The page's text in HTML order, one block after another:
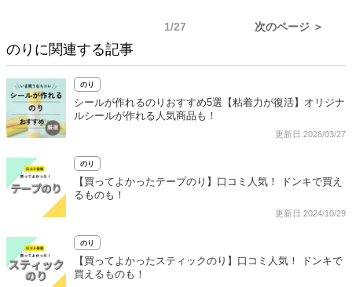
1/27 次のページ ＞
のりに関連する記事
のり
シールが作れるのりおすすめ5選【粘着力が復活】オリジナ
ルシールが作れる人気商品も！
更新日:2026/03/27
のり
【買ってよかったテープのり】口コミ人気！ ドンキで買え
るものも！
更新日:2024/10/29
のり
【買ってよかったスティックのり】口コミ人気！ ドンキで
買えるものも！